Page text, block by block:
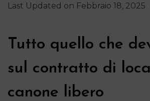
Last Updated on Febbraio 18, 2025
Tutto quello che
sul contratto di
canone libero